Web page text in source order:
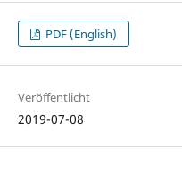
PDF (English)
Veröffentlicht
2019-07-08